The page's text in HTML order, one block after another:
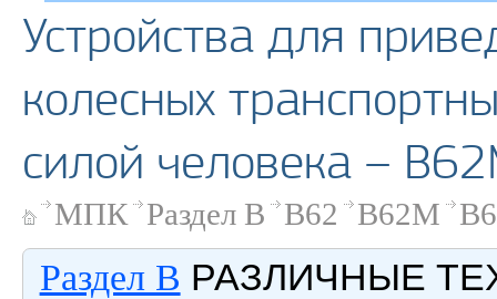
Устройства для
колесных
силой человека –
МПК Раздел B B62 B62M
Раздел B РАЗЛИЧНЫЕ